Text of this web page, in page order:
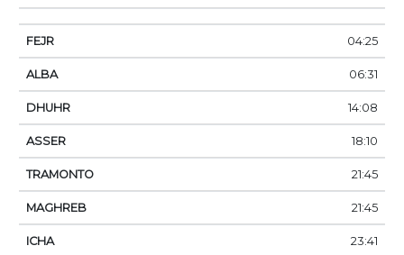
04:25
06:31
14:08
18:10
21:45
21:45
23:41